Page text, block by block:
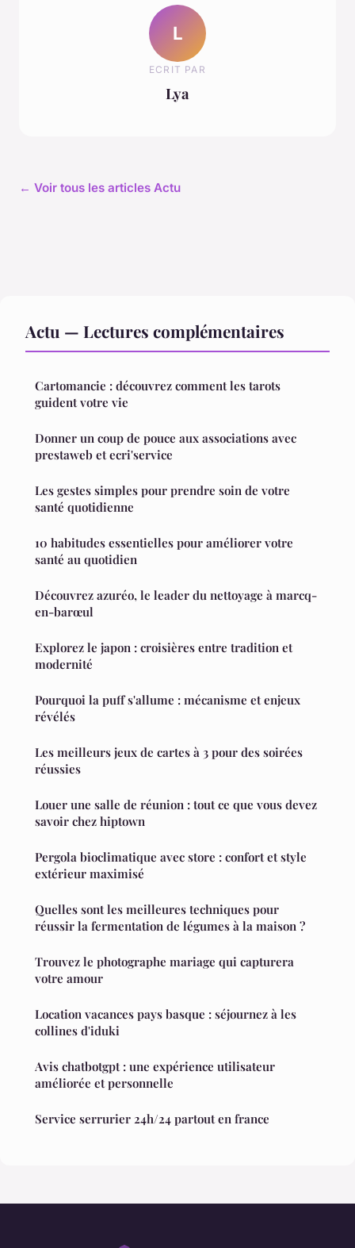
L
ECRIT PAR
Lya
← Voir tous les articles Actu
Actu — Lectures complémentaires
Cartomancie : découvrez comment les tarots
guident votre vie
Donner un coup de pouce aux associations avec
prestaweb et ecri'service
Les gestes simples pour prendre soin de votre
santé quotidienne
10 habitudes essentielles pour améliorer votre
santé au quotidien
Découvrez azuréo, le leader du nettoyage à marcq-
en-barœul
Explorez le japon : croisières entre tradition et
modernité
Pourquoi la puff s'allume : mécanisme et enjeux
révélés
Les meilleurs jeux de cartes à 3 pour des soirées
réussies
Louer une salle de réunion : tout ce que vous devez
savoir chez hiptown
Pergola bioclimatique avec store : confort et style
extérieur maximisé
Quelles sont les meilleures techniques pour
réussir la fermentation de légumes à la maison ?
Trouvez le photographe mariage qui capturera
votre amour
Location vacances pays basque : séjournez à les
collines d'iduki
Avis chatbotgpt : une expérience utilisateur
améliorée et personnelle
Service serrurier 24h/24 partout en france